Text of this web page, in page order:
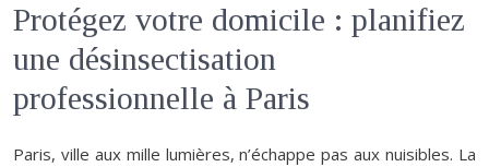
Protégez votre domicile : planifiez
une désinsectisation
professionnelle à Paris
Paris, ville aux mille lumières, n’échappe pas aux nuisibles. La